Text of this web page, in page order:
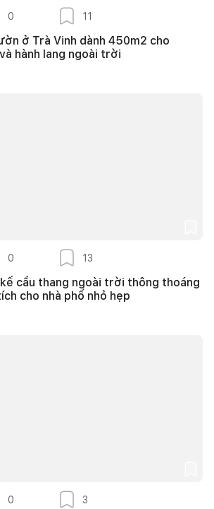
0 11
ở Trà Vinh dành 450m2 cho
hành lang ngoài trời
0 13
cầu thang ngoài trời thông thoáng
cho nhà phố nhỏ hẹp
0 3